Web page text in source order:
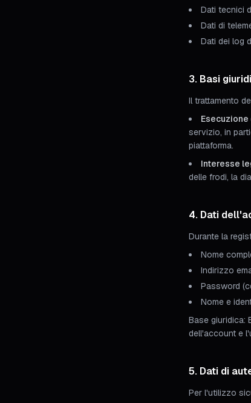
Dati tecnici
Dati di
Dati dei log
3. Basi
Il trattamento
Esecuzione
servizio, in
piattaforma.
Interesse
delle frodi, la
4. Dati
Durante la
Nome
Indirizzo
Password
Nome e
Base giuridica:
dell'account e
5. Dati di
Per l'utilizzo